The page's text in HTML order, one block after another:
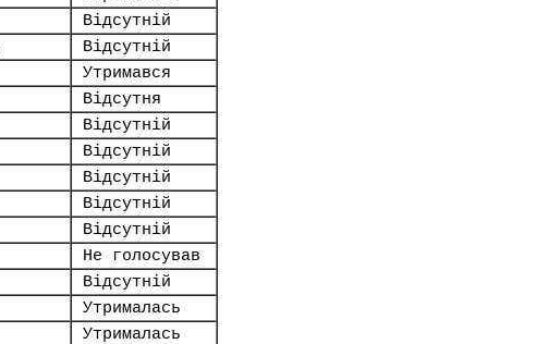
Відсутній
Відсутній
Утримався
Відсутня
Відсутній
Відсутній
Відсутній
Відсутній
Відсутній
Не голосував
Відсутній
Утрималась
Утрималась